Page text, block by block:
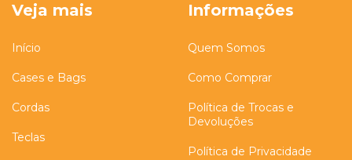
Veja mais
Início
Cases e Bags
Cordas
Teclas
Informações
Quem Somos
Como Comprar
Política de Trocas e
Devoluções
Política de Privacidade